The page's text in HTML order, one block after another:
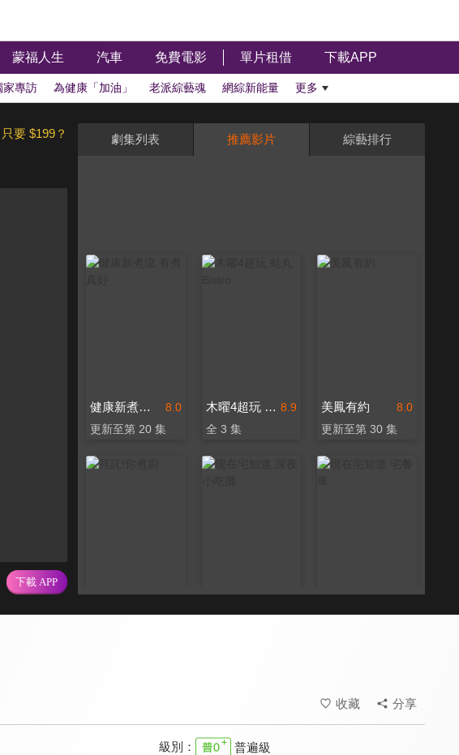
蒙福人生 汽車 免費電影 單片租借 下載APP
家專訪 為健康「加油」 老派綜藝魂 網綜新能量 更多
要 $199？ 劇集列表 推薦影片 綜藝排行
8.0
健康新煮流 有煮真好
更新至第 20 集
8.9
木曜4超玩 蛙丸Bistro
全 3 集
8.0
美鳳有約
更新至第 30 集
收藏 分享
級別： 普遍級